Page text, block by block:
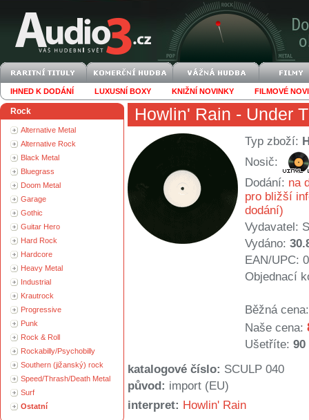
IHNED K DODÁNÍ LUXUSNÍ BOXY KNIŽNÍ NOVINKY FILMOVÉ
Rock
Alternative Metal
Alternative Rock
Black Metal
Bluegrass
Doom Metal
Garage
Gothic
Guitar Hero
Hard Rock
Hardcore
Heavy Metal
Industrial
Krautrock
Progressive
Punk
Rock & Roll
Rockabilly/Psychobilly
Southern (jižanský) rock
Speed/Thrash/Death Metal
Surf
Ostatní
Howlin' Rain - Under
Typ zboží:
Nosič:
Dodání: na
pro bližší
dodání)
Vydavatel:
Vydáno:
EAN/UPC:
Objednací
Běžná cena:
Naše cena:
Ušetříte: 90
katalogové číslo: SCULP 040
původ: import (EU)
interpret: Howlin' Rain